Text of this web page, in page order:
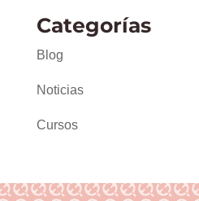
Categorías
Blog
Noticias
Cursos